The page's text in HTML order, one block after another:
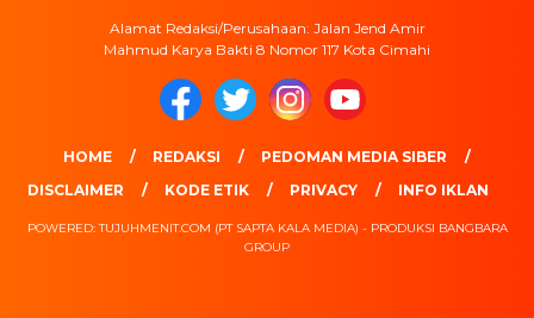
Alamat Redaksi/Perusahaan: Jalan Jend Amir
Mahmud Karya Bakti 8 Nomor 117 Kota Cimahi
HOME REDAKSI
PEDOMAN MEDIA SIBER
DISCLAIMER
KODE ETIK PRIVACY INFO IKLAN
POWERED: TUJUHMENIT.COM (PT SAPTA KALA MEDIA) - PRODUKSI BANGBARA
GROUP